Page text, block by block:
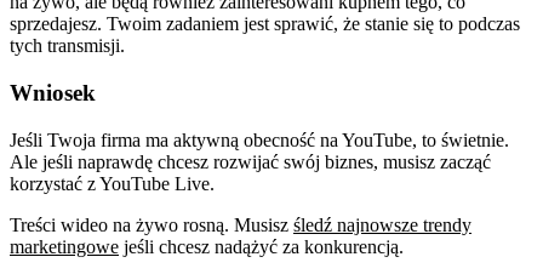
sprzedajesz. Twoim zadaniem jest sprawić, że stanie się to podczas
tych transmisji.
Wniosek
Jeśli Twoja firma ma aktywną obecność na YouTube, to świetnie.
Ale jeśli naprawdę chcesz rozwijać swój biznes, musisz zacząć
korzystać z YouTube Live.
Treści wideo na żywo rosną. Musisz śledź najnowsze trendy
marketingowe jeśli chcesz nadążyć za konkurencją.